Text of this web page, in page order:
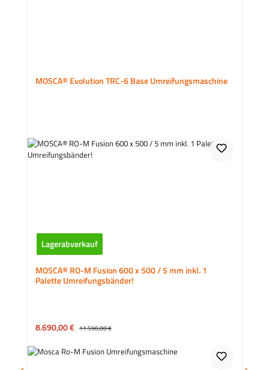
MOSCA® Evolution TRC-6 Base Umreifungsmaschine
Lagerabverkauf
MOSCA® RO-M Fusion 600 x 500 / 5 mm inkl. 1
Palette Umreifungsbänder!
Verkaufspreis:
8.690,00 € Regulärer Preis:
11.590,00 €